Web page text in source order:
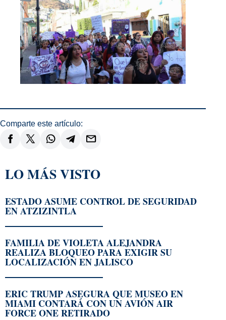
Comparte este artículo:
LO MÁS VISTO
ESTADO ASUME CONTROL DE SEGURIDAD
EN ATZIZINTLA
FAMILIA DE VIOLETA ALEJANDRA
REALIZA BLOQUEO PARA EXIGIR SU
LOCALIZACIÓN EN JALISCO
ERIC TRUMP ASEGURA QUE MUSEO EN
MIAMI CONTARÁ CON UN AVIÓN AIR
FORCE ONE RETIRADO